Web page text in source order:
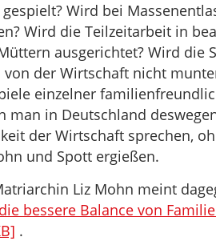
Wird bei
Wird die Teilzeitarbeit in
ausgerichtet? Wird die
der Wirtschaft nicht
einzelner
man in Deutschland
der Wirtschaft sprechen,
und Spott ergießen.
Liz Mohn meint
bessere Balance von
.